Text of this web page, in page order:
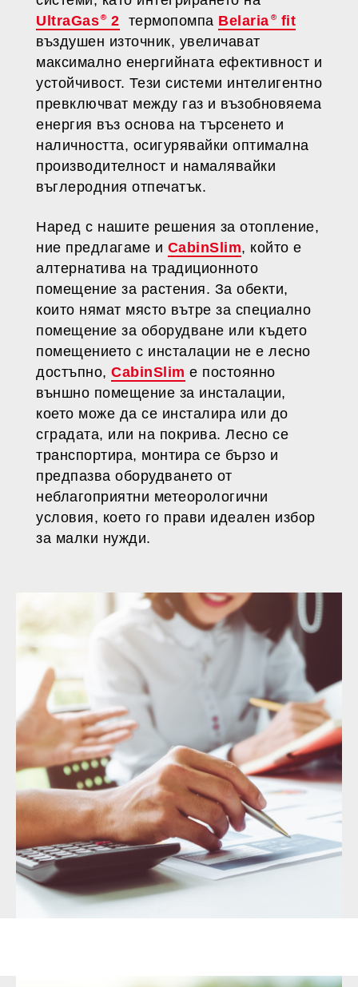
UltraGas
2 термопомпа Belaria
fit
въздушен източник, увеличават
максимално енергийната ефективност и
устойчивост. Тези системи интелигентно
превключват между газ и възобновяема
енергия въз основа на търсенето и
наличността, осигурявайки оптимална
производителност и намалявайки
въглеродния отпечатък.
Наред с нашите решения за отопление,
ние предлагаме и CabinSlim, който е
алтернатива на традиционното
помещение за растения. За обекти,
които нямат място вътре за специално
помещение за оборудване или където
помещението с инсталации не е лесно
достъпно, CabinSlim е постоянно
външно помещение за инсталации,
което може да се инсталира или до
сградата, или на покрива. Лесно се
транспортира, монтира се бързо и
предпазва оборудването от
неблагоприятни метеорологични
условия, което го прави идеален избор
за малки нужди.